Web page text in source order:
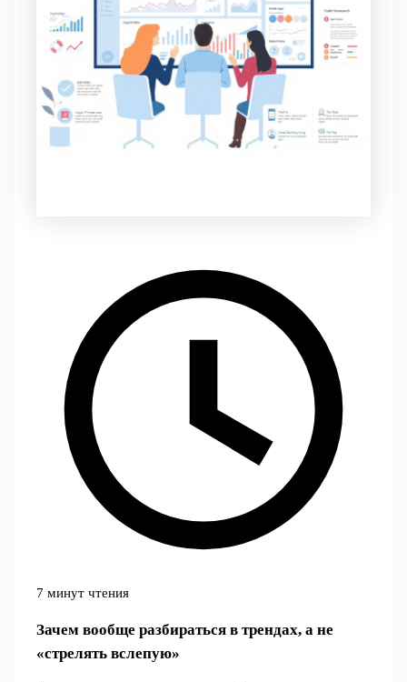
7 минут чтения
Зачем вообще разбираться в трендах, а не
«стрелять вслепую»